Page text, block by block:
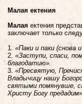
Малая ектения
Малая ектения
заключает только
1. «Паки и паки (снова
2. «Заступи, спаси,
благодатию».
3. «Пресвятую,
Владычицу нашу
святыми помянувше,
Христу Богу